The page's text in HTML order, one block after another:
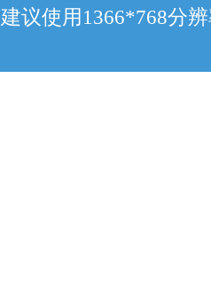
建议使用1366*768分